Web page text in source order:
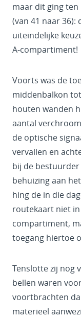
maar dit ging
(van 41 naar
uiteindelijke
A-compartiment!
Voorts was de
middenbalkon
houten wanden
aantal
de optische
vervallen en
bij de
behuizing aan
hing de in die
routekaart niet
compartiment,
toegang hiertoe
Tenslotte zij nog
bellen waren
voortbrachten
materieel